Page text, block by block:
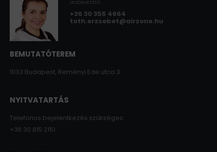
IRODAVEZETŐ
+36 30 355 4664
toth.erzsebet@airzone.hu
BEMUTATÓTEREM
1033 Budapest, Reményi Ede utca 3.
NYITVATARTÁS
Telefonos bejelentkezés szükséges:
+36 30 815 2151